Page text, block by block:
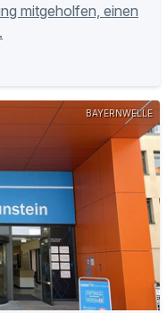
mitgeholfen, einen
BAYERNWELLE